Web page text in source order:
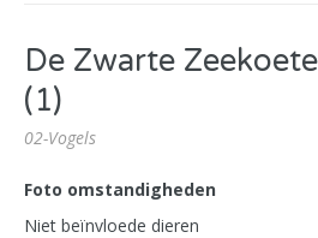
De Zwarte
(1)
02-Vogels
Foto omstandigheden
Niet beïnvloede dieren